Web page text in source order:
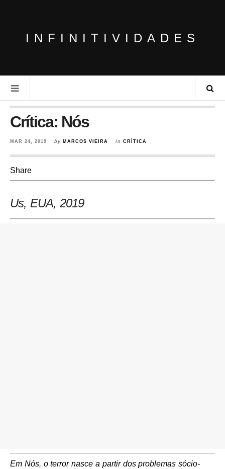
INFINITIVIDADES
Crítica: Nós
MAR 24, 2019 by MARCOS VIEIRA in CRÍTICA
Share
Us, EUA, 2019
Em Nós, o terror nasce a partir dos problemas sócio-